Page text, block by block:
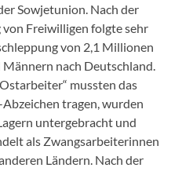
Sowjetunion. Nach der
Freiwilligen folgte sehr
von 2,1 Millionen
nach Deutschland.
mussten das
tragen, wurden
untergebracht und
als Zwangsarbeiterinnen
Ländern. Nach der